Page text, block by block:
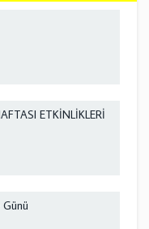
ETKİNLİKLERİ